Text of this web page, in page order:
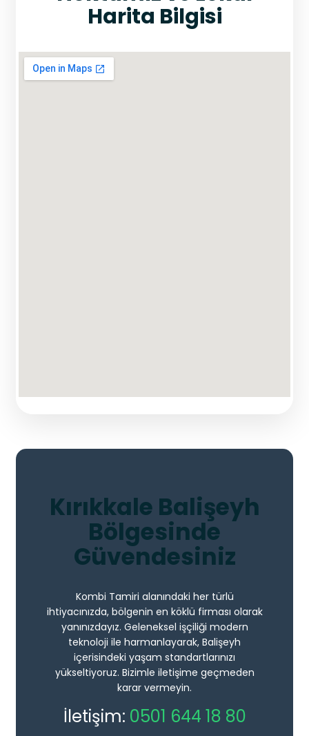
Harita Bilgisi
Kırıkkale Balişeyh
Bölgesinde
Güvendesiniz
Kombi Tamiri alanındaki her türlü
ihtiyacınızda, bölgenin en köklü firması olarak
yanınızdayız. Geleneksel işçiliği modern
teknoloji ile harmanlayarak, Balişeyh
içerisindeki yaşam standartlarınızı
yükseltiyoruz. Bizimle iletişime geçmeden
karar vermeyin.
İletişim: 0501 644 18 80